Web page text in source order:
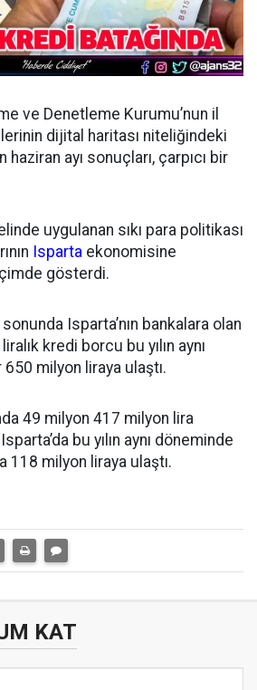
ve Denetleme Kurumu’nun il
dijital haritası niteliğindeki
haziran ayı sonuçları, çarpıcı bir
uygulanan sıkı para politikası
Isparta ekonomisine
gösterdi.
sonunda Isparta’nın bankalara olan
kredi borcu bu yılın aynı
milyon liraya ulaştı.
49 milyon 417 milyon lira
bu yılın aynı döneminde
118 milyon liraya ulaştı.
KAT